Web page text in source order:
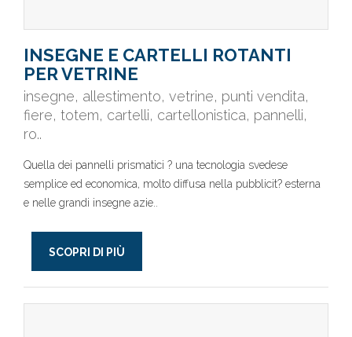
INSEGNE E CARTELLI ROTANTI
PER VETRINE
insegne, allestimento, vetrine, punti vendita,
fiere, totem, cartelli, cartellonistica, pannelli,
ro..
Quella dei pannelli prismatici ? una tecnologia svedese
semplice ed economica, molto diffusa nella pubblicit? esterna
e nelle grandi insegne azie..
SCOPRI DI PIÙ